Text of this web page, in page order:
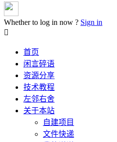
Whether to log in now ? Sign in

首页
闲言碎语
资源分享
技术教程
左邻右舍
关于本站
自建项目
文件快递